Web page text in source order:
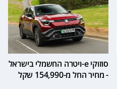
סוזוקי e-ויטרה החשמלי בישראל
- מחיר החל מ-154,990 שקל